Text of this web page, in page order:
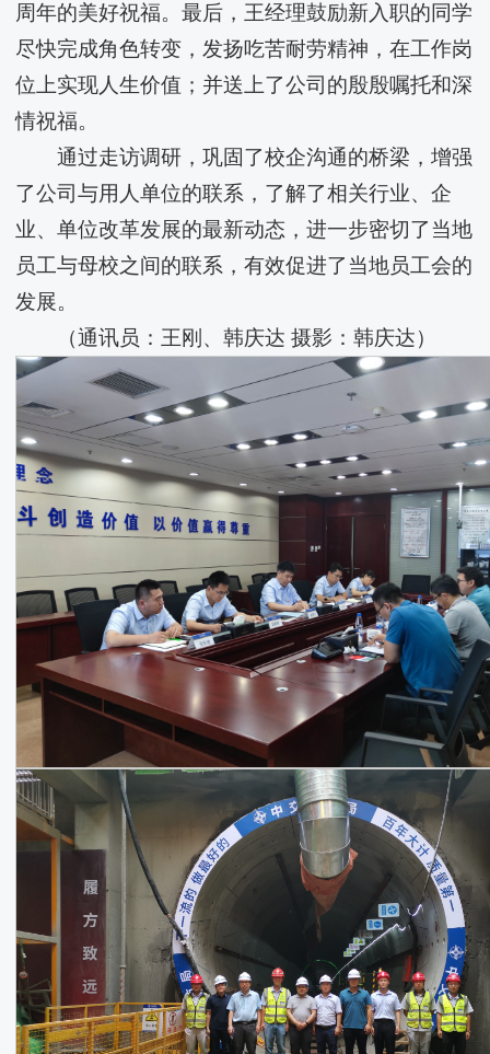
周年的美好祝福。最后，王经理鼓励新入职的同学
尽快完成角色转变，发扬吃苦耐劳精神，在工作岗
位上实现人生价值；并送上了公司的殷殷嘱托和深
情祝福。
通过走访调研，巩固了校企沟通的桥梁，增强
了公司与用人单位的联系，了解了相关行业、企
业、单位改革发展的最新动态，进一步密切了当地
员工与母校之间的联系，有效促进了当地员工会的
发展。
（通讯员：王刚、韩庆达 摄影：韩庆达）